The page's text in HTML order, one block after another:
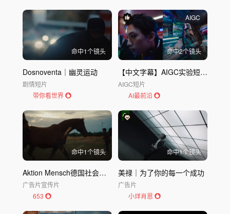
命中1个镜头
Dosnoventa｜幽灵运动
剧情短片
带你看世界
AIGC
命中2个镜头
【中文字幕】AIGC实验短片｜eiπ10
AIGC短片
AI最前沿
命中1个镜头
Aktion Mensch德国社会福利公益形象广告EVA & JONAS
广告片宣传片
653
命中1个镜头
美禄｜为了你的每一个成功
广告片
小烊肖恩